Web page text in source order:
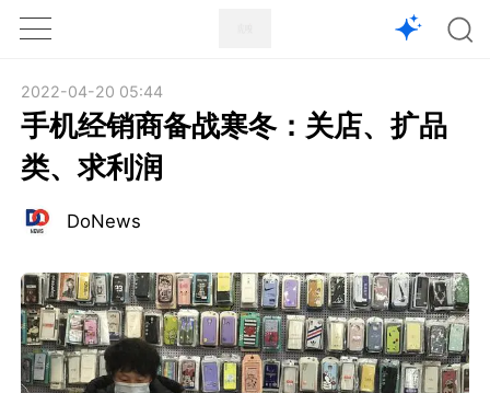
1X
2022-04-20 05:44
手机经销商备战寒冬：关店、扩品
类、求利润
DoNews